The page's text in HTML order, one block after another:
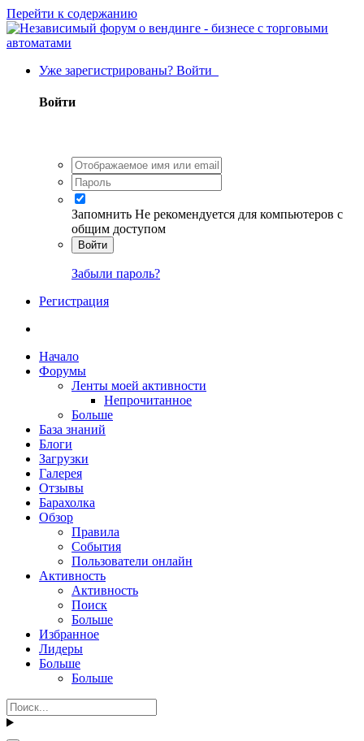
Перейти к содержанию
Уже зарегистрированы? Войти
Войти
Запомнить Не рекомендуется для компьютеров с
общим доступом
Войти
Забыли пароль?
Регистрация
Начало
Форумы
Ленты моей активности
Непрочитанное
Больше
База знаний
Блоги
Загрузки
Галерея
Отзывы
Барахолка
Обзор
Правила
События
Пользователи онлайн
Активность
Активность
Поиск
Больше
Избранное
Лидеры
Больше
Больше